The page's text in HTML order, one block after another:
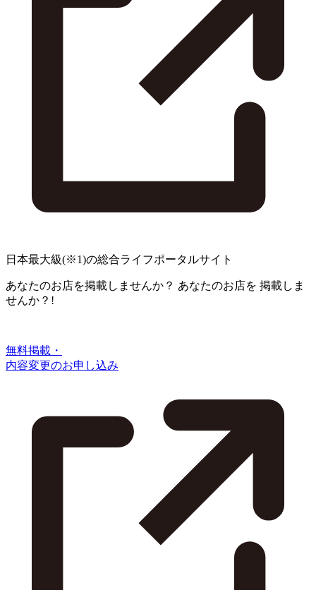
日本最大級(※1)の総合ライフポータルサイト
あなたのお店を掲載しませんか？ あなたのお店を 掲載しま
せんか？!
無料掲載・
内容変更のお申し込み